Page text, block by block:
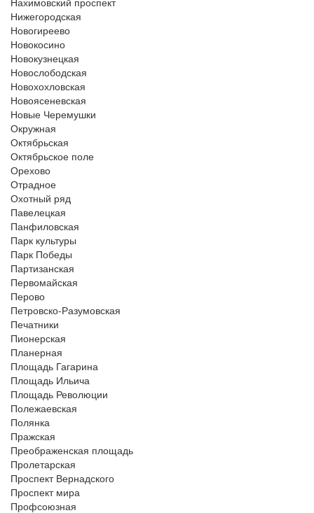
Нижегородская
Новогиреево
Новокосино
Новокузнецкая
Новослободская
Новохохловская
Новоясеневская
Новые Черемушки
Окружная
Октябрьская
Октябрьское поле
Орехово
Отрадное
Охотный ряд
Павелецкая
Панфиловская
Парк культуры
Парк Победы
Партизанская
Первомайская
Перово
Петровско-Разумовская
Печатники
Пионерская
Планерная
Площадь Гагарина
Площадь Ильича
Площадь Революции
Полежаевская
Полянка
Пражская
Преображенская площадь
Пролетарская
Проспект Вернадского
Проспект мира
Профсоюзная